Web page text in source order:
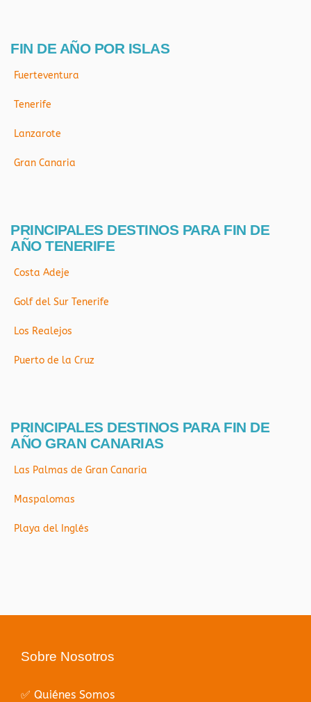
FIN DE AÑO POR ISLAS
Fuerteventura
Tenerife
Lanzarote
Gran Canaria
PRINCIPALES DESTINOS PARA FIN DE
AÑO TENERIFE
Costa Adeje
Golf del Sur Tenerife
Los Realejos
Puerto de la Cruz
PRINCIPALES DESTINOS PARA FIN DE
AÑO GRAN CANARIAS
Las Palmas de Gran Canaria
Maspalomas
Playa del Inglés
Sobre Nosotros
✅ Quiénes Somos